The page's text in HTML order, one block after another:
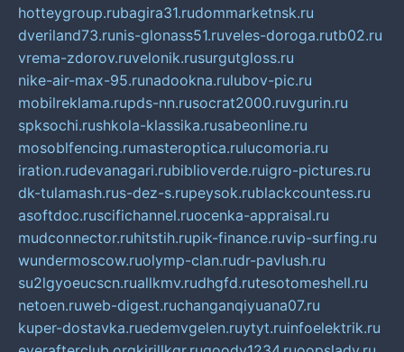
hotteygroup.rubagira31.rudommarketnsk.ru
dveriland73.runis-glonass51.ruveles-doroga.rutb02.ru
vrema-zdorov.ruvelonik.rusurgutgloss.ru
nike-air-max-95.runadookna.rulubov-pic.ru
mobilreklama.rupds-nn.rusocrat2000.ruvgurin.ru
spksochi.rushkola-klassika.rusabeonline.ru
mosoblfencing.rumasteroptica.rulucomoria.ru
iration.rudevanagari.rubiblioverde.ruigro-pictures.ru
dk-tulamash.rus-dez-s.rupeysok.rublackcountess.ru
asoftdoc.ruscifichannel.ruocenka-appraisal.ru
mudconnector.ruhitstih.rupik-finance.ruvip-surfing.ru
wundermoscow.ruolymp-clan.rudr-pavlush.ru
su2lgyoeucscn.ruallkmv.rudhgfd.rutesotomeshell.ru
netoen.ruweb-digest.ruchanganqiyuana07.ru
kuper-dostavka.ruedemvgelen.ruytyt.ruinfoelektrik.ru